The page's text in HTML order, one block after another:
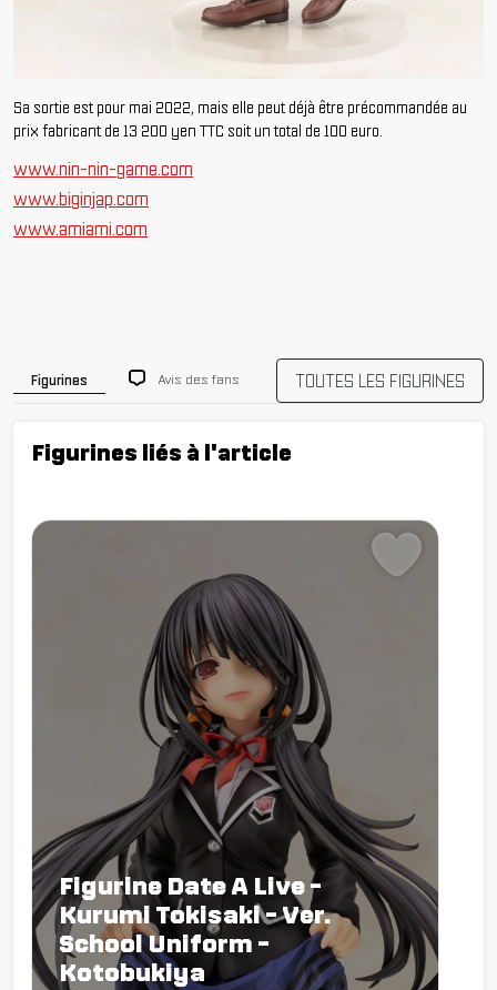
Sa sortie est pour mai 2022, mais elle peut déjà être précommandée au
prix fabricant de 13 200 yen TTC soit un total de 100 euro.
www.nin-nin-game.com
www.biginjap.com
www.amiami.com
Figurines Avis des fans TOUTES LES FIGURINES
Figurines liés à l'article
Figurine Date A Live -
Kurumi Tokisaki - Ver.
School Uniform -
Kotobukiya